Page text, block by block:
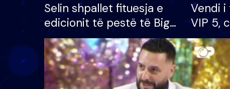
Selin shpallet fituesja e
edicionit të pestë të Big
Brother VIP, rrëmben
çmimin e madh prej 100
mijë eurosh
Vendi
VIP 5,
radhës